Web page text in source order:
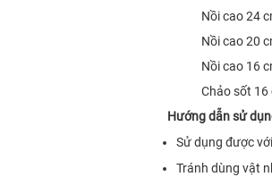
Nồi cao 24 cm
Nồi cao 20 cm
Nồi cao 16 cm
Chảo sốt 16
Hướng dẫn sử
Sử dụng được
Tránh dùng vật